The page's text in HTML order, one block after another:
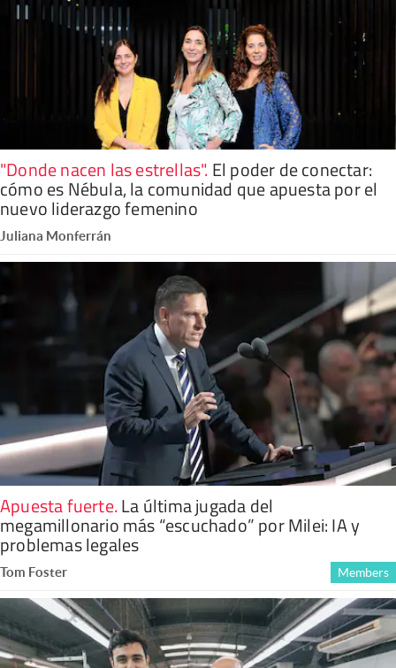
"Donde nacen las estrellas". El poder de conectar:
cómo es Nébula, la comunidad que apuesta por el
nuevo liderazgo femenino
Juliana Monferrán
Apuesta fuerte.La última jugada del
megamillonario más “escuchado” por Milei: IA y
problemas legales
Tom Foster Members